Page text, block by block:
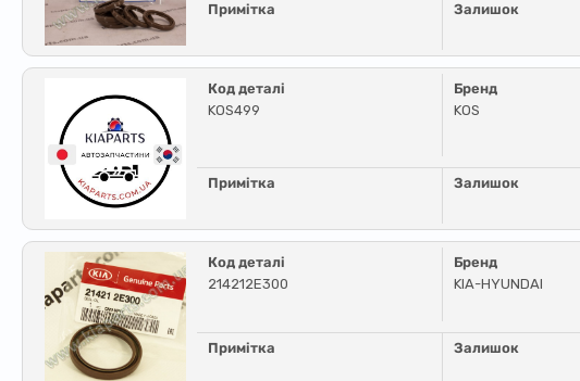
Примітка Залишок
Код деталі
KOS499
Бренд
KOS
Примітка Залишок
Код деталі
214212E300
Бренд
KIA-HYUNDAI
Примітка Залишок